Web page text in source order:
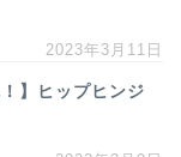
2023年3月11日
】ヒップヒンジ